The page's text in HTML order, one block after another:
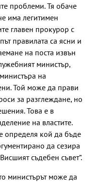
проблеми. Тя обаче
има легитимен
главен прокурор с
правилата са ясни и
на поста извън
министър,
на
Той може да прави
за разглеждане, но
Това е в
на властите.
определя кой да бъде
да сезира
съдебен съвет“.
министърът може да